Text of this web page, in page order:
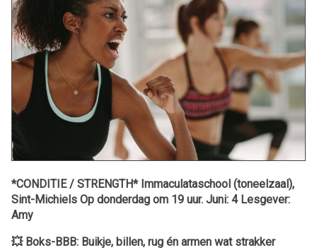
*CONDITIE / STRENGTH* Immaculataschool (toneelzaal),
Sint-Michiels Op donderdag om 19 uur. Juni: 4 Lesgever:
Amy
💥 Boks-BBB: Buikje, billen, rug én armen wat strakker